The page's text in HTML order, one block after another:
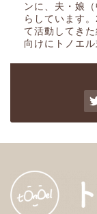
ンに、夫・娘
らしています
て活動してき
向けにトノエ